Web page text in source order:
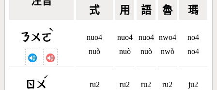
式 用 語 魯 瑪
ㄋㄨㄛ
ˋ
nuo4
nuò
nuo4
nuò
nuo4
nuò
nwo4
nwò
no4
no4
ㄖㄨ
ˊ
ru2
ru2
ru2
ru2
ju2